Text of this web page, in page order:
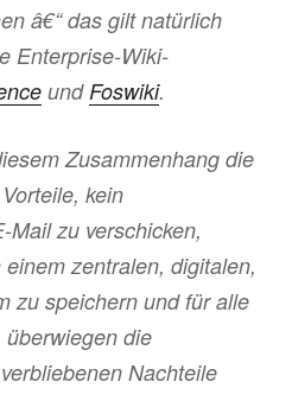
â€“ das gilt natürlich
Enterprise-Wiki-
und Foswiki.
Zusammenhang die
kein
Mail zu verschicken,
zentralen, digitalen,
zu speichern und für alle
die
Nachteile